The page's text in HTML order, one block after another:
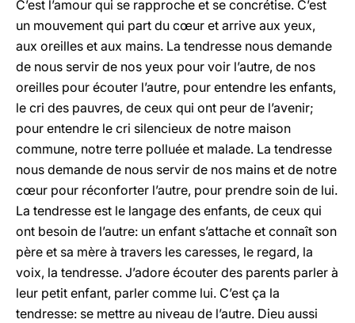
C’est l’amour qui se rapproche et se concrétise. C’est
un mouvement qui part du cœur et arrive aux yeux,
aux oreilles et aux mains. La tendresse nous demande
de nous servir de nos yeux pour voir l’autre, de nos
oreilles pour écouter l’autre, pour entendre les enfants,
le cri des pauvres, de ceux qui ont peur de l’avenir;
pour entendre le cri silencieux de notre maison
commune, notre terre polluée et malade. La tendresse
nous demande de nous servir de nos mains et de notre
cœur pour réconforter l’autre, pour prendre soin de lui.
La tendresse est le langage des enfants, de ceux qui
ont besoin de l’autre: un enfant s’attache et connaît son
père et sa mère à travers les caresses, le regard, la
voix, la tendresse. J’adore écouter des parents parler à
leur petit enfant, parler comme lui. C’est ça la
tendresse: se mettre au niveau de l’autre. Dieu aussi